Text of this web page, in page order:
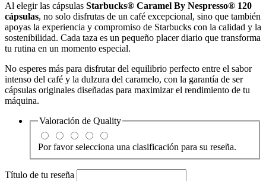
Al elegir las cápsulas Starbucks® Caramel By Nespresso® 120
cápsulas, no solo disfrutas de un café excepcional, sino que también
apoyas la experiencia y compromiso de Starbucks con la calidad y la
sostenibilidad. Cada taza es un pequeño placer diario que transforma
tu rutina en un momento especial.
No esperes más para disfrutar del equilibrio perfecto entre el sabor
intenso del café y la dulzura del caramelo, con la garantía de ser
cápsulas originales diseñadas para maximizar el rendimiento de tu
máquina.
Valoración de Quality
Por favor selecciona una clasificación para su reseña.
Título de tu reseña